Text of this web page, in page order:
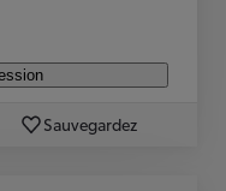
Sauvegardez